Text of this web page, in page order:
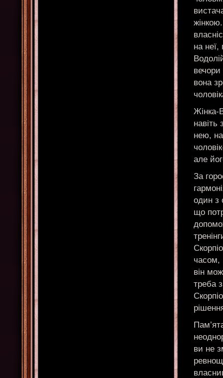
на
вона
Жінка-
навіть
нею,
але
За
один з
що
часом,
він
треба
ви не